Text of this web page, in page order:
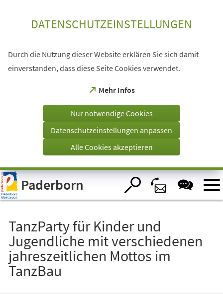
Visuelle
Assistenzsoftware
öffnen.
DATENSCHUTZEINSTELLUNGEN
Durch die Nutzung dieser Website erklären Sie sich damit
einverstanden, dass diese Seite Cookies verwendet.
Mehr Infos
(Öffnet
einem
Tab)
Nur notwendige Cookies
Datenschutzeinstellungen anpassen
Alle Cookies akzeptieren
Paderborn
TanzParty für Kinder und
Jugendliche mit verschiedenen
jahreszeitlichen Mottos im
TanzBau